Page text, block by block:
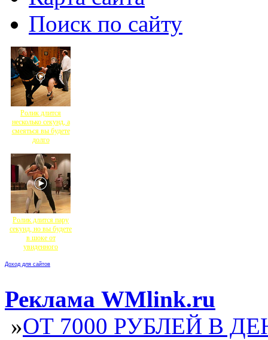
Поиск по сайту
Ролик длится
несколько секунд, а
смеяться вы будете
долго
Ролик длится пару
секунд, но вы будете
в шоке от
увиденного
Доход для сайтов
Реклама WMlink.ru
»ОТ 7000 РУБЛЕЙ В